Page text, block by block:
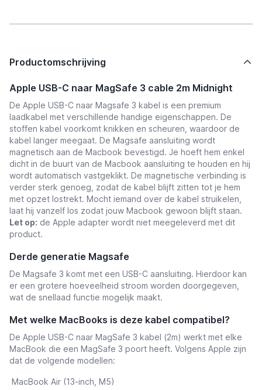
Productomschrijving
Apple USB-C naar MagSafe 3 cable 2m Midnight
De Apple USB-C naar Magsafe 3 kabel is een premium
laadkabel met verschillende handige eigenschappen. De
stoffen kabel voorkomt knikken en scheuren, waardoor de
kabel langer meegaat. De Magsafe aansluiting wordt
magnetisch aan de Macbook bevestigd. Je hoeft hem enkel
dicht in de buurt van de Macbook aansluiting te houden en hij
wordt automatisch vastgeklikt. De magnetische verbinding is
verder sterk genoeg, zodat de kabel blijft zitten tot je hem
met opzet lostrekt. Mocht iemand over de kabel struikelen,
laat hij vanzelf los zodat jouw Macbook gewoon blijft staan.
Let op: de Apple adapter wordt niet meegeleverd met dit
product.
Derde generatie Magsafe
De Magsafe 3 komt met een USB-C aansluiting. Hierdoor kan
er een grotere hoeveelheid stroom worden doorgegeven,
wat de snellaad functie mogelijk maakt.
Met welke MacBooks is deze kabel compatibel?
De Apple USB-C naar MagSafe 3 kabel (2m) werkt met elke
MacBook die een MagSafe 3 poort heeft. Volgens Apple zijn
dat de volgende modellen:
MacBook Air (13-inch, M5)